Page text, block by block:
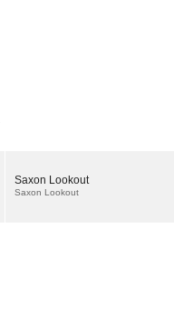
Saxon Lookout
Saxon Lookout